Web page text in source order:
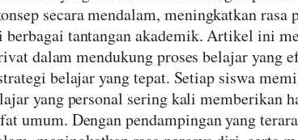
secara mendalam, meningkatkan rasa
tantangan akademik. Artikel ini
dalam mendukung proses belajar yang
belajar yang tepat. Setiap siswa
yang personal sering kali memberikan
umum. Dengan pendampingan yang